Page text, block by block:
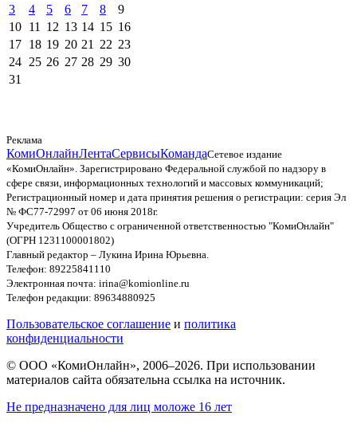
3
4 5 6 7 8
9
10 11 12 13 14 15 16
17 18 19 20 21 22 23
24 25 26 27 28 29 30
31
Реклама
КомиОнлайнЛентаСервисыКомандаСетевое издание
«КомиОнлайн». Зарегистрировано Федеральной службой по надзору в
сфере связи, информационных технологий и массовых коммуникаций;
Регистрационный номер и дата принятия решения о регистрации: серия Эл
№ ФС77-72997 от 06 июня 2018г.
Учредитель Общество с ограниченной ответственностью "КомиОнлайн"
(ОГРН 1231100001802)
Главный редактор – Лукина Ирина Юрьевна.
Телефон: 89225841110
Электронная почта: irina@komionline.ru
Телефон редакции: 89634880925
Пользовательское соглашение и политика
конфиденциальности
© ООО «КомиОнлайн», 2006–2026. При использовании
материалов сайта обязательна ссылка на источник.
Не предназначено для лиц моложе 16 лет